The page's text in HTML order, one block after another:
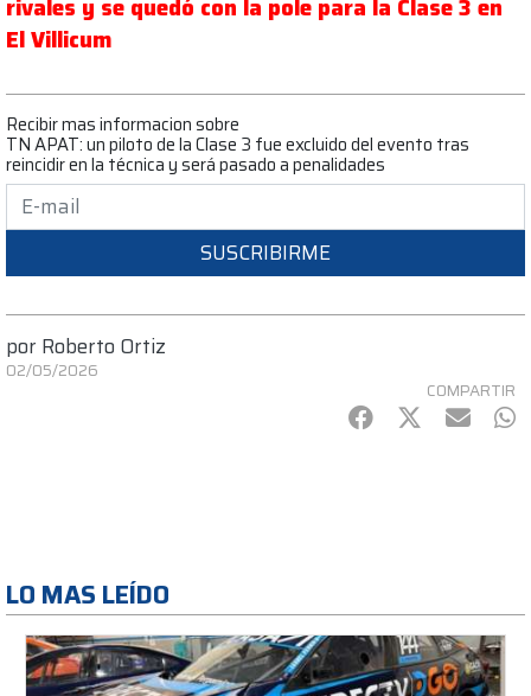
rivales y se quedó con la pole para la Clase 3 en
El Villicum
Recibir mas informacion sobre
TN APAT: un piloto de la Clase 3 fue excluido del evento tras
reincidir en la técnica y será pasado a penalidades
SUSCRIBIRME
por Roberto Ortiz
02/05/2026
COMPARTIR
Facebook
Twitter
mail
LO MAS LEÍDO